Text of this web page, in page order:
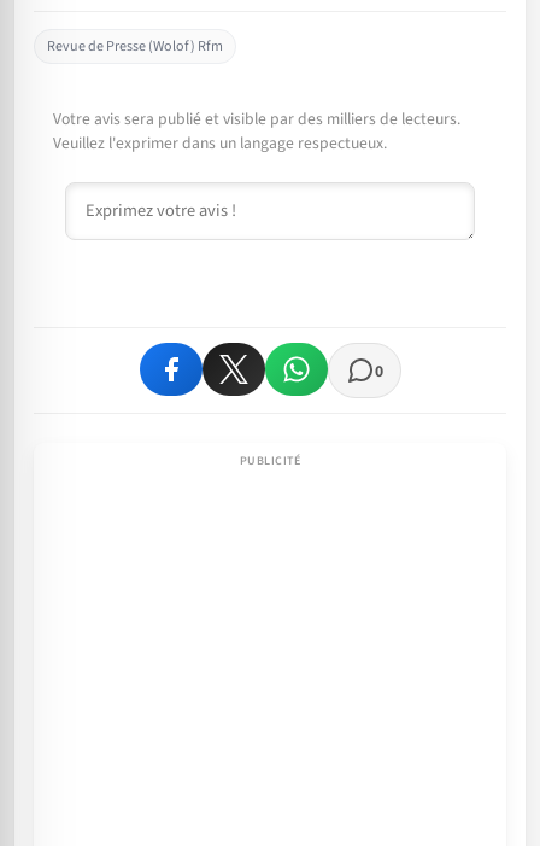
Revue de Presse (Wolof) Rfm
Votre avis sera publié et visible par des milliers de lecteurs.
Veuillez l'exprimer dans un langage respectueux.
Commentaire
0